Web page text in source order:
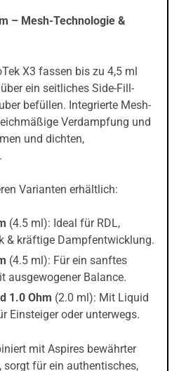
– Mesh-Technologie &
X3 fassen bis zu 4,5 ml
ein seitliches Side-Fill-
befüllen. Integrierte Mesh-
Verdampfung und
und dichten,
Varianten erhältlich:
(4.5 ml): Ideal für RDL,
& kräftige Dampfentwicklung.
(4.5 ml): Für ein sanftes
ausgewogener Balance.
1.0 Ohm (2.0 ml): Mit Liquid
Einsteiger oder unterwegs.
mit Aspires bewährter
sorgt für ein authentisches,